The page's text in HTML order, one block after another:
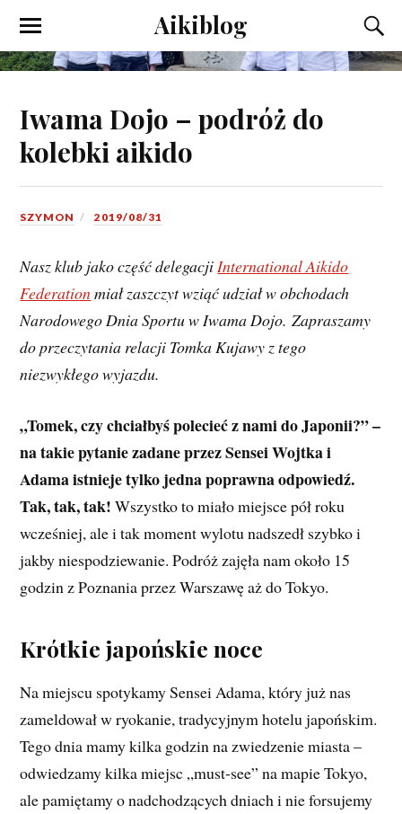
Aikiblog
Iwama Dojo – podróż do
kolebki aikido
SZYMON 2019/08/31
Nasz klub jako część delegacjiInternational Aikido
Federationmiał zaszczyt wziąć udział w obchodach
Narodowego Dnia Sportu w Iwama Dojo. Zapraszamy
do przeczytania relacji Tomka Kujawy z tego
niezwykłego wyjazdu.
„Tomek, czy chciałbyś polecieć z nami do Japonii?” –
na takie pytanie zadane przez Sensei Wojtka i
Adama istnieje tylko jedna poprawna odpowiedź.
Tak, tak, tak! Wszystko to miało miejsce pół roku
wcześniej, ale i tak moment wylotu nadszedł szybko i
jakby niespodziewanie. Podróż zajęła nam około 15
godzin z Poznania przez Warszawę aż do Tokyo.
Krótkie japońskie noce
Na miejscu spotykamy Sensei Adama, który już nas
zameldował w ryokanie, tradycyjnym hotelu japońskim.
Tego dnia mamy kilka godzin na zwiedzenie miasta –
odwiedzamy kilka miejsc „must-see” na mapie Tokyo,
ale pamiętamy o nadchodzących dniach i nie forsujemy